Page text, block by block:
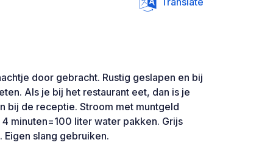
door gebracht. Rustig geslapen en bij
Als je bij het restaurant eet, dan is je
bij de receptie. Stroom met muntgeld
minuten=100 liter water pakken. Grijs
slang gebruiken.